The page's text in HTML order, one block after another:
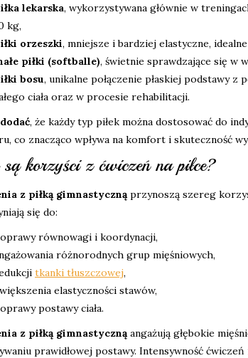
lekarska, wykorzystywana głównie w
kg,
orzeszki, mniejsze i bardziej elastyczne,
piłki (softballe), świetnie sprawdzające się w
bosu, unikalne połączenie płaskiej podstawy
ciała oraz w procesie rehabilitacji.
, że każdy typ piłek można dostosować do
co znacząco wpływa na komfort i skuteczność
są korzyści z ćwiczeń na piłce?
z piłką gimnastycznąprzynoszą szereg
się do:
równowagi i koordynacji,
różnorodnych grup mięśniowych,
tkanki tłuszczowej,
elastyczności stawów,
postawy ciała.
z piłką gimnastycznąangażują głębokie
prawidłowej postawy. Intensywność